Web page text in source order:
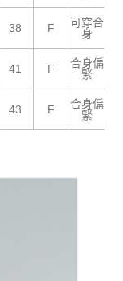
38 F
可穿合
身
41 F
合身偏
緊
43 F
合身偏
緊